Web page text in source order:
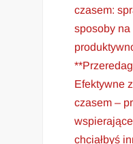
czasem:
sposoby
Efektywne
czasem –
chciałbyś